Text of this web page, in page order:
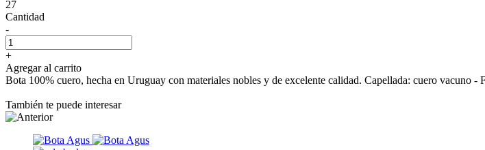
27
Cantidad
-
+
Agregar al carrito
Bota 100% cuero, hecha en Uruguay con materiales nobles y de excelente calidad. Capellada: cuero vacuno
También te puede interesar